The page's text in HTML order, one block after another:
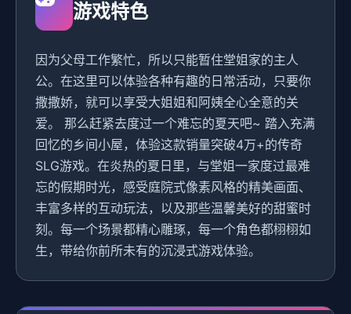
游戏特色
因为父母工作繁忙，所以只能暂住堂姐家的主人
公。在这里可以体验各种有趣的日常活动，只要你
撒撒娇，就可以享受大姐姐和阿姨全心全意的关
爱。 那么赶紧去度过一个难忘的夏天吧~ 踏入充满
回忆的乡间小屋，体验这款销量突破4万+的传奇
SLG游戏。在炎热的夏日里，与堂姐一家度过最难
忘的假期时光，感受庭院式像素风格的精美画面、
丰富多样的互动玩法，以及那些温馨美好的甜蜜时
刻。每一个场景都精心雕琢，每一个角色都栩栩如
生，带给你前所未有的沉浸式游戏体验。